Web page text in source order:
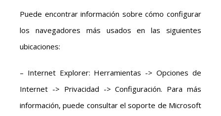
Puede encontrar información sobre cómo configurar
los navegadores más usados en las siguientes
ubicaciones:
– Internet Explorer: Herramientas -> Opciones de
Internet -> Privacidad -> Configuración. Para más
información, puede consultar el soporte de Microsoft